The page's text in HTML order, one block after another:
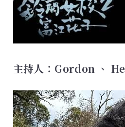
主持人：Gordon 、